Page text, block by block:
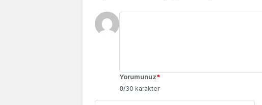
Yorumunuz*
0/30 karakter